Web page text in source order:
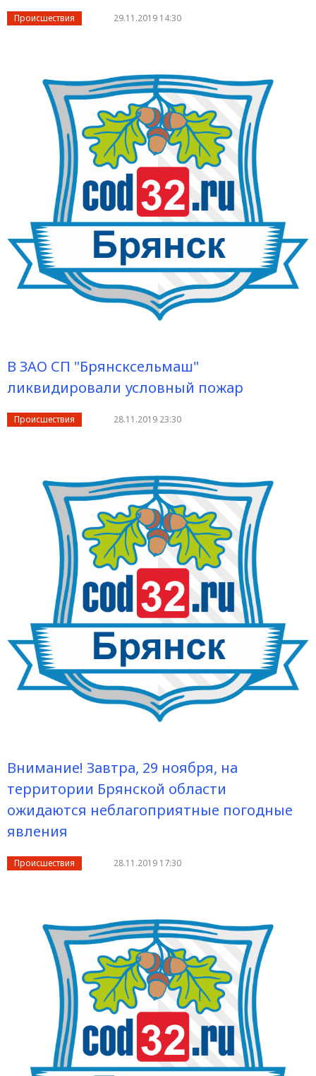
Происшествия 29.11.2019 14:30
В ЗАО СП "Брянсксельмаш"
ликвидировали условный пожар
Происшествия 28.11.2019 23:30
Внимание! Завтра, 29 ноября, на
территории Брянской области
ожидаются неблагоприятные погодные
явления
Происшествия 28.11.2019 17:30